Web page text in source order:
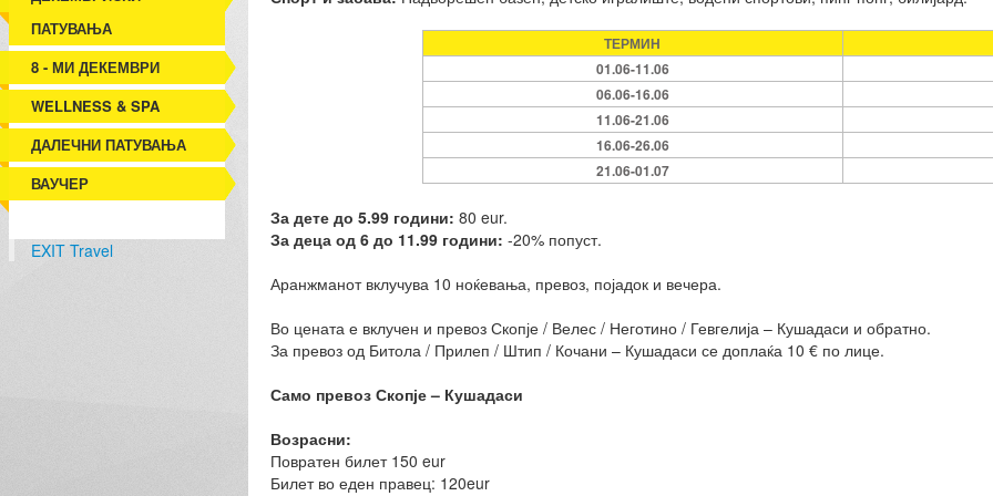
ПАТУВАЊА
8 - МИ ДЕКЕМВРИ
WELLNESS & SPA
ДАЛЕЧНИ ПАТУВАЊА
ВАУЧЕР
EXIT Travel
ТЕРМИН
01.06-11.06
06.06-16.06
11.06-21.06
16.06-26.06
21.06-01.07
За дете до 5.99 години: 80 eur.
За деца од 6 до 11.99 години: -20% попуст.
Аранжманот вклучува 10 ноќевања, превоз, појадок и вечера.
Во цената е вклучен и превоз Скопје / Велес / Неготино / Гевгелија – Кушадаси и обратно.
За превоз од Битола / Прилеп / Штип / Кочани – Кушадаси се доплаќа 10 € по лице.
Само превоз Скопје – Кушадаси
Возрасни:
Повратен билет 150 eur
Билет во еден правец: 120eur